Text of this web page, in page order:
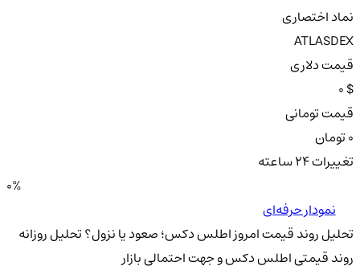
نماد اختصاری
ATLASDEX
قیمت دلاری
0 $
قیمت تومانی
تغییرات ۲۴ ساعته
0%
نمودار حرفه‌ای
تحلیل روند قیمت امروز اطلس دکس؛ صعود یا نزول؟تحلیل روزانه
روند قیمتی اطلس دکس و جهت احتمالی بازار